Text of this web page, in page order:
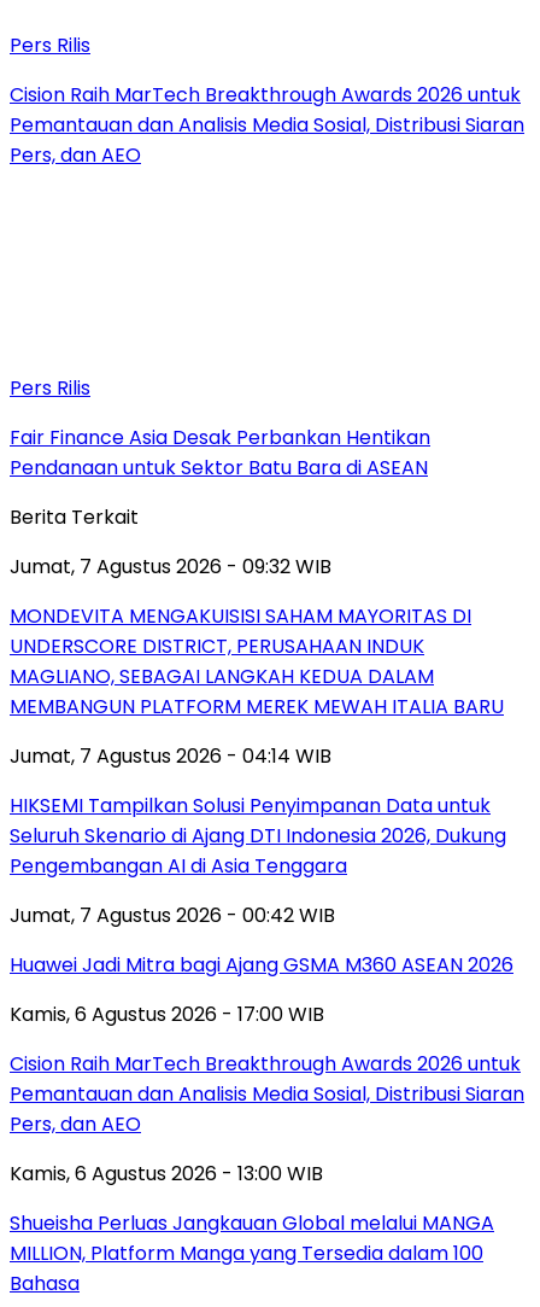
Pers Rilis
Cision Raih MarTech Breakthrough Awards 2026 untuk
Pemantauan dan Analisis Media Sosial, Distribusi Siaran
Pers, dan AEO
Pers Rilis
Fair Finance Asia Desak Perbankan Hentikan
Pendanaan untuk Sektor Batu Bara di ASEAN
Berita Terkait
Jumat, 7 Agustus 2026 - 09:32 WIB
MONDEVITA MENGAKUISISI SAHAM MAYORITAS DI
UNDERSCORE DISTRICT, PERUSAHAAN INDUK
MAGLIANO, SEBAGAI LANGKAH KEDUA DALAM
MEMBANGUN PLATFORM MEREK MEWAH ITALIA BARU
Jumat, 7 Agustus 2026 - 04:14 WIB
HIKSEMI Tampilkan Solusi Penyimpanan Data untuk
Seluruh Skenario di Ajang DTI Indonesia 2026, Dukung
Pengembangan AI di Asia Tenggara
Jumat, 7 Agustus 2026 - 00:42 WIB
Huawei Jadi Mitra bagi Ajang GSMA M360 ASEAN 2026
Kamis, 6 Agustus 2026 - 17:00 WIB
Cision Raih MarTech Breakthrough Awards 2026 untuk
Pemantauan dan Analisis Media Sosial, Distribusi Siaran
Pers, dan AEO
Kamis, 6 Agustus 2026 - 13:00 WIB
Shueisha Perluas Jangkauan Global melalui MANGA
MILLION, Platform Manga yang Tersedia dalam 100
Bahasa